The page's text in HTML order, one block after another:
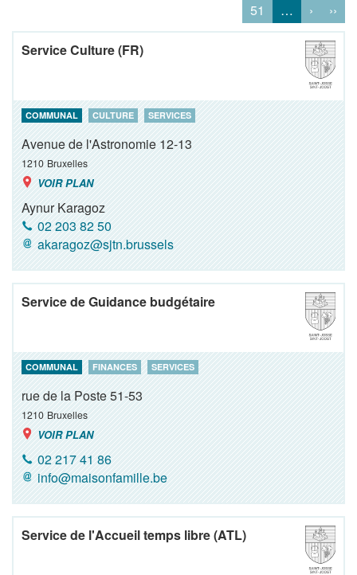
51
… › ››
Service Culture (FR)
COMMUNAL CULTURE SERVICES
Avenue de l'Astronomie 12-13
1210 Bruxelles
VOIR PLAN
Aynur Karagoz
02 203 82 50
akaragoz@sjtn.brussels
Service de Guidance budgétaire
COMMUNAL FINANCES SERVICES
rue de la Poste 51-53
1210 Bruxelles
VOIR PLAN
02 217 41 86
info@maisonfamille.be
Service de l'Accueil temps libre (ATL)